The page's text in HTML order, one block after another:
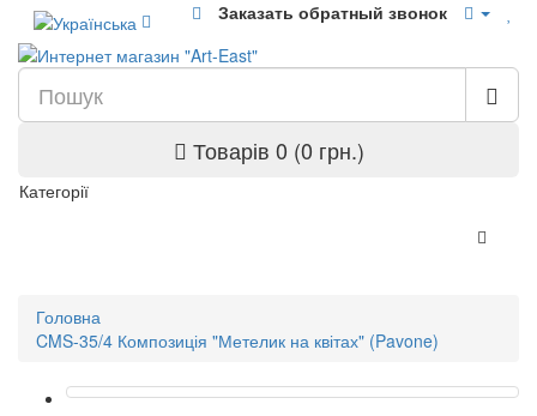
Заказать обратный звонок
Товарів 0 (0 грн.)
Категорії
Головна
CMS-35/4 Композиція "Метелик на квітах" (Pavone)